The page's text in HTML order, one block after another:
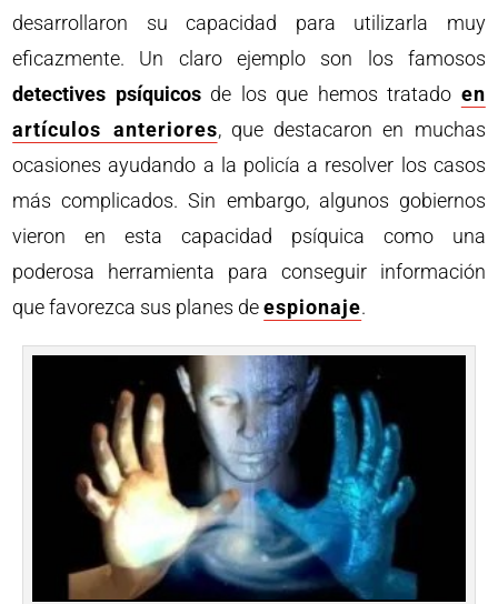
desarrollaron su capacidad para utilizarla muy
eficazmente. Un claro ejemplo son los famosos
detectives psíquicosde los que hemos tratado en
artículos anteriores, que destacaron en muchas
ocasiones ayudando a la policía a resolver los casos
más complicados. Sin embargo, algunos gobiernos
vieron en esta capacidad psíquica como una
poderosa herramienta para conseguir información
que favorezca sus planes deespionaje.